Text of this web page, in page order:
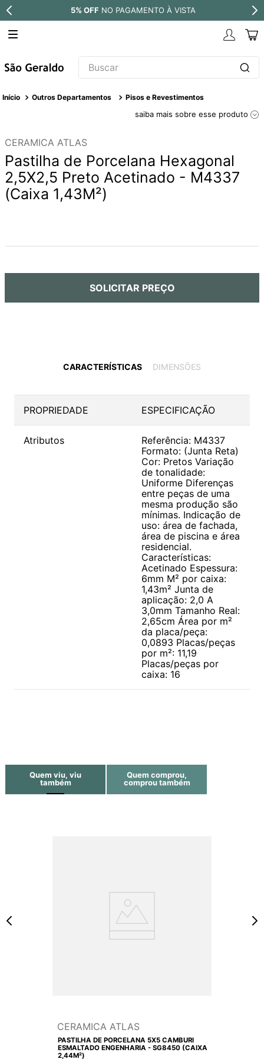
5% OFF NO PAGAMENTO À VISTA
Buscar
Outros Departamentos Pisos e Revestimentos
saiba mais sobre esse produto
CERAMICA ATLAS
Pastilha de Porcelana Hexagonal
2,5X2,5 Preto Acetinado - M4337
(Caixa 1,43M²)
SOLICITAR PREÇO
CARACTERÍSTICAS DIMENSÕES
PROPRIEDADE ESPECIFICAÇÃO
Atributos
Referência: M4337
Formato: (Junta Reta)
Cor: Pretos Variação
de tonalidade:
Uniforme Diferenças
entre peças de uma
mesma produção são
mínimas. Indicação de
uso: área de fachada,
área de piscina e área
residencial.
Características:
Acetinado Espessura:
6mm M² por caixa:
1,43m² Junta de
aplicação: 2,0 A
3,0mm Tamanho Real:
2,65cm Área por m²
da placa/peça:
0,0893 Placas/peças
por m²: 11,19
Placas/peças por
caixa: 16
Quem viu, viu
também
Quem comprou,
comprou também
CERAMICA ATLAS
PASTILHA DE PORCELANA 5X5 CAMBURI
ESMALTADO ENGENHARIA - SG8450 (CAIXA
2,44M²)
4º
torneira
5º
perola
9º
deca you
cobre escovado